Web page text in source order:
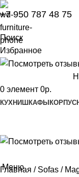
+7 950 787 48 75
Поиск
Избранное
0 элемент 0р.
КУХНИ ШКАФЫ
Меню
Главная Sofas